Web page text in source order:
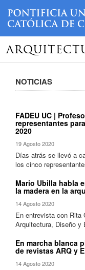
NOTICIAS
FADEU UC |
representantes
2020
19 Agosto 2020
Días atrás se llevó a
los cinco
Mario Ubilla habla
la madera en la
14 Agosto 2020
En entrevista con Rita
Arquitectura, Diseño y
En marcha blanca
de revistas ARQ y
14 Agosto 2020